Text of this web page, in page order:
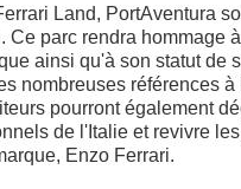
Land, PortAventura
Ce parc rendra hommage
ainsi qu'à son statut de
nombreuses références
pourront également
de l'Italie et revivre
Enzo Ferrari.